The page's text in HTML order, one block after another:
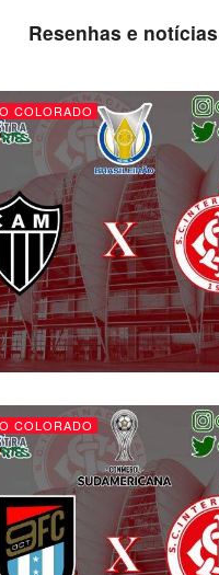
Resenhas e
COLORADO
COLORADO